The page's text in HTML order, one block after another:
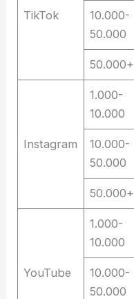
TikTok
10.000-
50.000
50.000+
Instagram
1.000-
10.000
10.000-
50.000
50.000+
YouTube
1.000-
10.000
10.000-
50.000